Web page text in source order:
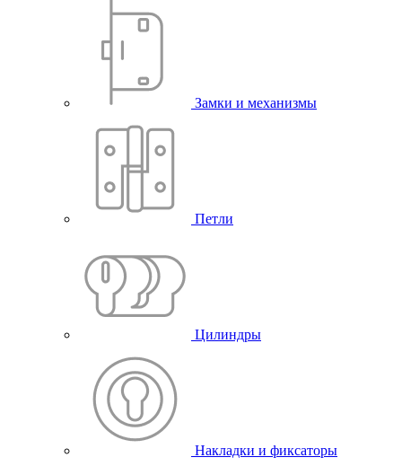
Замки и механизмы
Петли
Цилиндры
Накладки и фиксаторы